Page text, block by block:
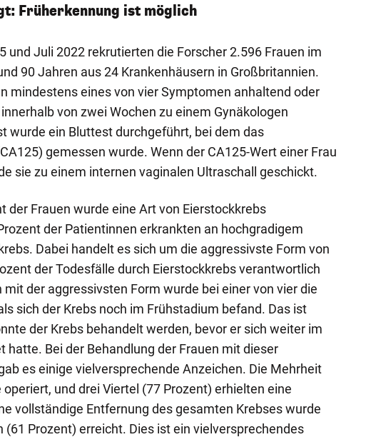
Früherkennung ist möglich
und Juli 2022 rekrutierten die Forscher 2.596 Frauen im
90 Jahren aus 24 Krankenhäusern in Großbritannien.
mindestens eines von vier Symptomen anhaltend oder
von zwei Wochen zu einem Gynäkologen
wurde ein Bluttest durchgeführt, bei dem das
gemessen wurde. Wenn der CA125-Wert einer Frau
sie zu einem internen vaginalen Ultraschall geschickt.
der Frauen wurde eine Art von Eierstockkrebs
der Patientinnen erkrankten an hochgradigem
Dabei handelt es sich um die aggressivste Form von
der Todesfälle durch Eierstockkrebs verantwortlich
mit der aggressivsten Form wurde bei einer von vier die
sich der Krebs noch im Frühstadium befand. Das ist
der Krebs behandelt werden, bevor er sich weiter im
hatte. Bei der Behandlung der Frauen mit dieser
es einige vielversprechende Anzeichen. Die Mehrheit
und drei Viertel (77 Prozent) erhielten eine
vollständige Entfernung des gesamten Krebses wurde
(61 Prozent) erreicht. Dies ist ein vielversprechendes